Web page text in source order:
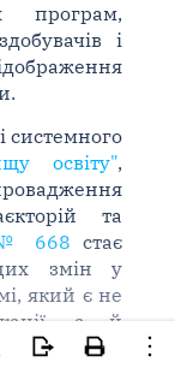
програм,
і
системного
освіту",
та
668 стає
цих змін у
який є не
а й